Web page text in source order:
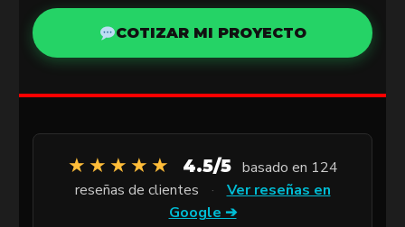
COTIZAR MI PROYECTO
★★★★★ 4.5/5 basado en 124
reseñas de clientes
·
Ver reseñas en
Google ➔